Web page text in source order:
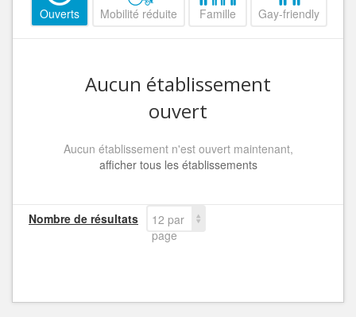
Ouverts Mobilité réduite Famille Gay-friendly
Aucun établissement
ouvert
Aucun établissement n'est ouvert maintenant,
afficher tous les établissements
Nombre de résultats
12 par
page